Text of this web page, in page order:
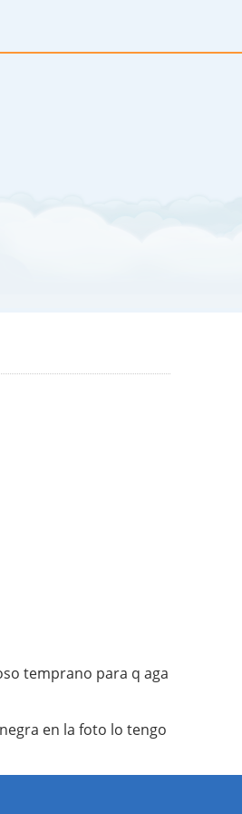
temprano para q aga
en la foto lo tengo